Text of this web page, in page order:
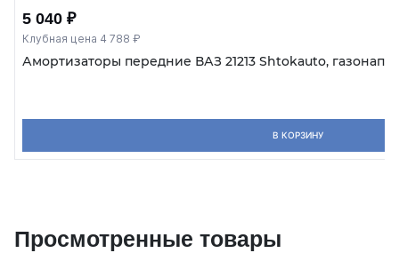
5 040 ₽
Клубная цена 4 788 ₽
Амортизаторы передние ВАЗ 21213 Shtokauto,
В КОРЗИНУ
Просмотренные товары